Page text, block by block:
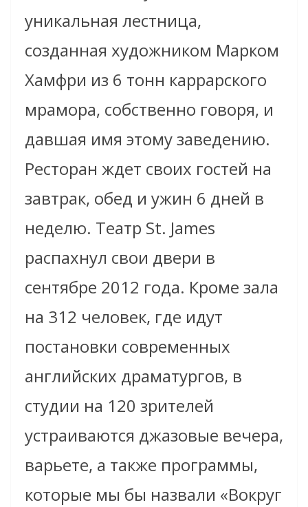
уникальная лестница,
созданная художником Марком
Хамфри из 6 тонн каррарского
мрамора, собственно говоря, и
давшая имя этому заведению.
Ресторан ждет своих гостей на
завтрак, обед и ужин 6 дней в
неделю. Театр St. James
распахнул свои двери в
сентябре 2012 года. Кроме зала
на 312 человек, где идут
постановки современных
английских драматургов, в
студии на 120 зрителей
устраиваются джазовые вечера,
варьете, а также программы,
которые мы бы назвали «Вокруг